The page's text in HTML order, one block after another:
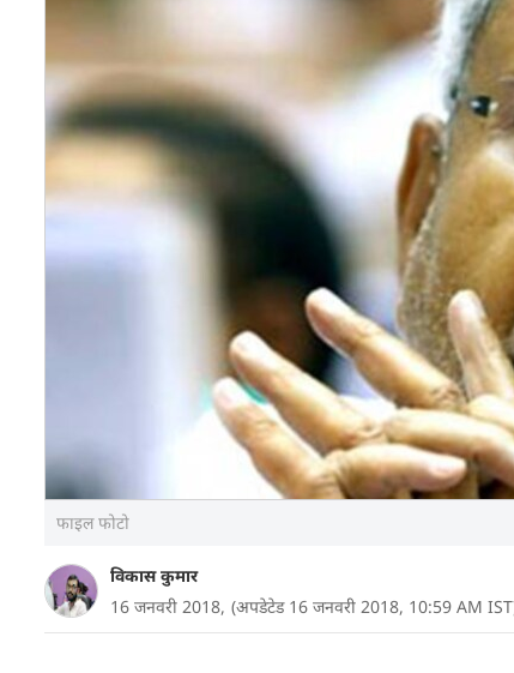
फाइल फोटो
विकास कुमार
16 जनवरी 2018, (अपडेटेड 16 जनवरी 2018, 10:59 AM